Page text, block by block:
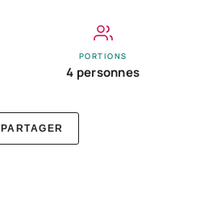
PORTIONS
4 personnes
PARTAGER